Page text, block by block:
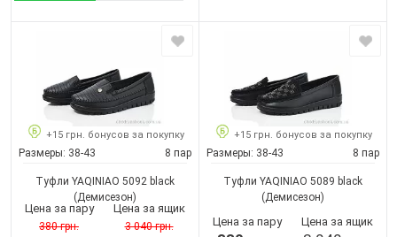
+15 грн. бонусов за покупку
Размеры: 38-43 8 пар
Туфли YAQINIAO 5092 black
(Демисезон)
Цена за пару
380 грн.
Цена за ящик
3 040 грн.
+15 грн. бонусов за покупку
Размеры: 38-43 8 пар
Туфли YAQINIAO 5089 black
(Демисезон)
Цена за пару Цена за ящик